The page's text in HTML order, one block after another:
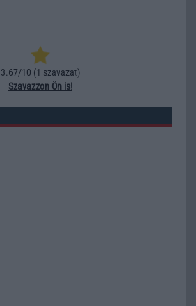
3.67/10 (1 szavazat)
Szavazzon Ön is!